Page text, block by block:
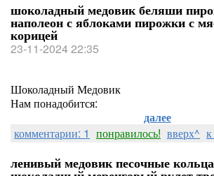
шоколадный медовик беляши
наполеон с яблоками пирожки с
корицей
23-11-2024 22:35
Шоколадный Медовик
Нам понадобится:
далее
комментарии: 1 понравилось! вверх^
ленивый медовик песочные